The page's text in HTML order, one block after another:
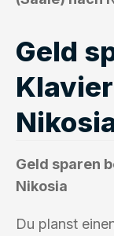
Geld
Geld sparen
Nikosia
Du planst